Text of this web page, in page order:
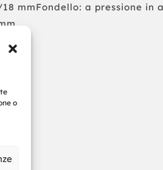
o
mmFondello: a pressione in